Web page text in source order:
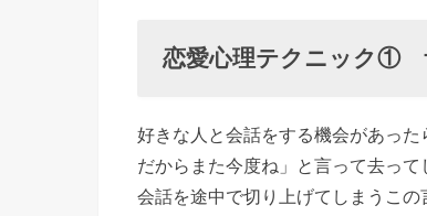
ック③
シティ効
果
› 恋愛心
恋愛心理テクニック①
好きな人と会話をする機会があっ
だからまた今度ね」と言って去って
会話を途中で切り上げてしまうこ